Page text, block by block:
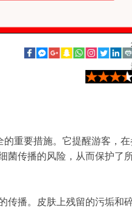
重要措施。它提醒游客，
菌传播的风险，从而保护了
传播。皮肤上残留的污垢和